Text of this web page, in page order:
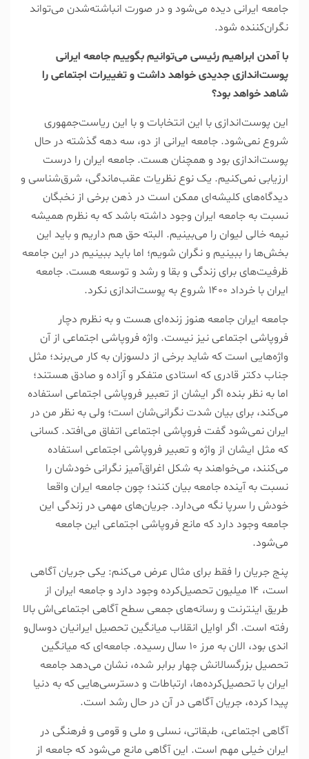
جامعه ایرانی دیده می‌شود و در صورت انباشته‌شدن می‌تواند
نگران‌کننده شود.
‌با آمدن ابراهیم رئیسی می‌توانیم بگوییم جامعه ایرانی
پوست‌اندازی جدیدی خواهد داشت و تغییرات اجتماعی را
شاهد خواهد بود؟
این پوست‌اندازی با این انتخابات و با این ریاست‌جمهوری
شروع نمی‌شود. جامعه ایرانی از دو، سه دهه گذشته در حال
پوست‌اندازی بود و همچنان هست. جامعه ایران را درست
ارزیابی نمی‌کنیم. یک نوع نظریات عقب‌ماندگی، شرق‌شناسی و
دیدگاه‌های کلیشه‌ای ممکن است در ذهن برخی از نخبگان
نسبت به جامعه ایران وجود داشته باشد که به نظرم همیشه
نیمه خالی لیوان را می‌بینیم. البته حق هم داریم و باید این
بخش‌ها را ببینیم و نگران شویم؛ اما باید ببینیم در این جامعه
ظرفیت‌های برای زندگی و بقا و رشد و توسعه هست. جامعه
ایران با خرداد ۱۴۰۰ شروع به پوست‌اندازی نکرد.
جامعه ایران جامعه هنوز زنده‌ای هست و به نظرم دچار
فروپاشی اجتماعی نیز نیست. واژه فروپاشی اجتماعی از آن
واژه‌هایی است که شاید برخی از دلسوزان به کار می‌برند؛ مثل
جناب دکتر قادری که استادی متفکر و آزاده و صادق هستند؛
اما به نظر بنده اگر ایشان از تعبیر فروپاشی اجتماعی استفاده
می‌کند، برای بیان شدت نگرانی‌شان است؛ ولی به نظر من در
ایران نمی‌شود گفت فروپاشی اجتماعی اتفاق می‌افتد. کسانی
که مثل ایشان از واژه و تعبیر فروپاشی اجتماعی استفاده
می‌کنند، می‌خواهند به شکل اغراق‌آمیز نگرانی خودشان را
نسبت به آینده جامعه بیان کنند؛ چون جامعه ایران واقعا
خودش را سرپا نگه می‌دارد. جریان‌های مهمی در زندگی این
جامعه وجود دارد که مانع فروپاشی اجتماعی این جامعه
می‌شود.
‌پنج جریان را فقط برای مثال عرض می‌کنم: یکی جریان آگاهی
است، ۱۴ میلیون تحصیل‌کرده وجود دارد و جامعه ایران از
طریق اینترنت و رسانه‌های جمعی سطح آگاهی اجتماعی‌اش بالا
رفته است. اگر اوایل انقلاب میانگین تحصیل ایرانیان دو‌سال‌و
اندی بود، الان به مرز ۱۰ سال رسیده. جامعه‌ای که میانگین
تحصیل بزرگسالانش چهار برابر شده، نشان می‌دهد جامعه
ایران با تحصیل‌کرده‌ها، ارتباطات و دسترسی‌هایی که به دنیا
پیدا کرده، جریان آگاهی در آن در حال رشد است.
آگاهی اجتماعی، طبقاتی، نسلی و ملی و قومی و فرهنگی در
ایران خیلی مهم است. این آگاهی مانع می‌شود که جامعه از